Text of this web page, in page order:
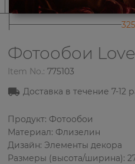
Фотообои
Item No.: 775103
Доставка в течение7-12
Продукт: Фотообои
Материал: Флизелин
Дизайн: Элементы декора
Размеры (высота/ширина):